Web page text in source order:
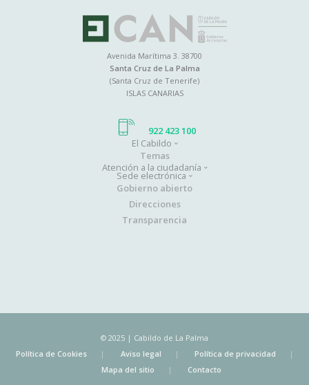
Avenida Marítima 3. 38700
Santa Cruz de La Palma
(Santa Cruz de Tenerife)
ISLAS CANARIAS
922 423 100
El Cabildo
Temas
Atención a la ciudadanía
Sede electrónica
Gobierno abierto
Direcciones
Transparencia
© 2025 | Cabildo de La Palma
Política de Cookies
Aviso legal
Política de privacidad
Mapa del sitio
Contacto